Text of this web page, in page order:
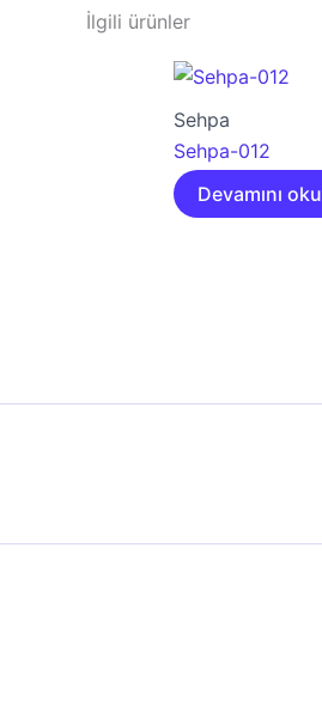
İlgili ürünler
Sehpa
Sehpa-012
Devamını oku